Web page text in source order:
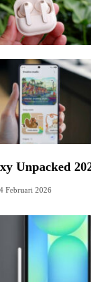
Unpacked
Februari 2026